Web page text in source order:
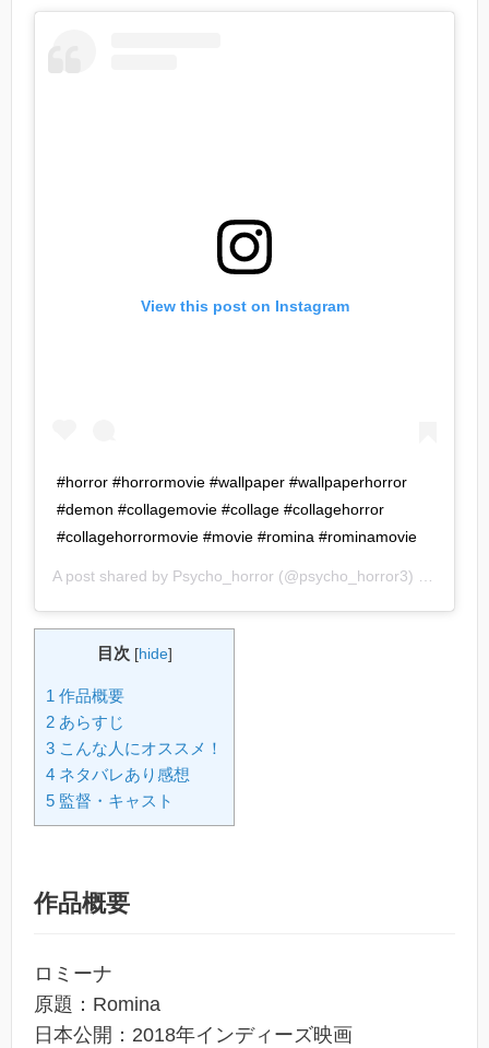
View this post on Instagram
#horror #horrormovie #wallpaper #wallpaperhorror
#demon #collagemovie #collage #collagehorror
#collagehorrormovie #movie #romina #rominamovie
A post shared by Psycho_horror (@psycho_horror3) on
目次 [hide]
1 作品概要
2 あらすじ
3 こんな人にオススメ！
4 ネタバレあり感想
5 監督・キャスト
作品概要
ロミーナ
原題：Romina
日本公開：2018年インディーズ映画